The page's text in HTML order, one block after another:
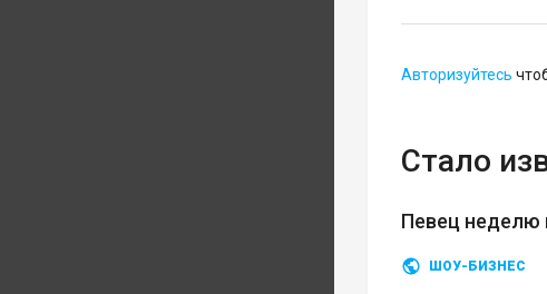
Авторизуйтесь
Стало
Певец неделю
ШОУ-БИЗНЕС